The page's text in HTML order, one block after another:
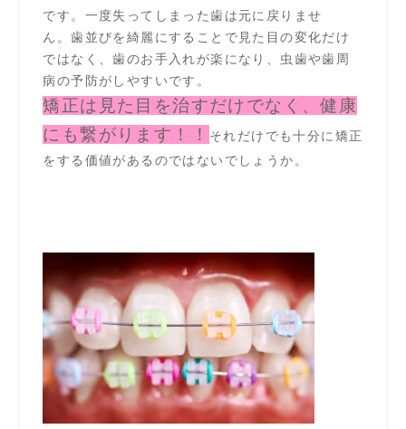
です。一度失ってしまった歯は元に戻りませ
ん。歯並びを綺麗にすることで見た目の変化だけ
ではなく、歯のお手入れが楽になり、虫歯や歯周
病の予防がしやすいです。
矯正は見た目を治すだけでなく、健康
にも繋がります！！
それだけでも十分に矯正
をする価値があるのではないでしょうか。